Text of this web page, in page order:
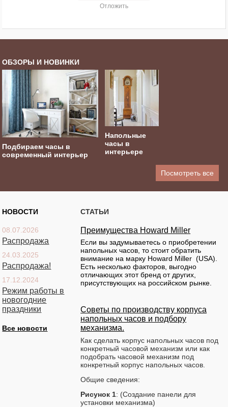
Отложить
ОБЗОРЫ И НОВИНКИ
Подбираем часы в
современный интерьер
Напольные
часы в
интерьере
Посмотреть все
НОВОСТИ
08.07.2026
Распродажа
24.03.2025
Распродажа!
17.12.2024
Режим работы в
новогодние
праздники
Все новости
СТАТЬИ
Преимущества Howard Miller
Если вы задумываетесь о приобретении
напольных часов, то стоит обратить
внимание на марку Howard Miller (USA).
Есть несколько факторов, выгодно
отличающих этот бренд от других,
присутствующих на российском рынке.
Советы по производству корпуса
напольных часов и подбору
механизма.
Как сделать корпус напольных часов под
конкретный часовой механизм или как
подобрать часовой механизм под
конкретный корпус напольных часов.
Общие сведения:
Рисунок 1: (Создание панели для
установки механизма)